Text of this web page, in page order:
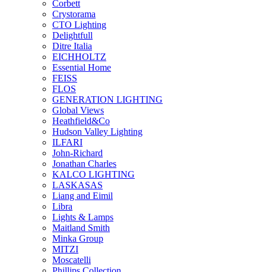
Corbett
Crystorama
CTO Lighting
Delightfull
Ditre Italia
EICHHOLTZ
Essential Home
FEISS
FLOS
GENERATION LIGHTING
Global Views
Heathfield&Co
Hudson Valley Lighting
ILFARI
John-Richard
Jonathan Charles
KALCO LIGHTING
LASKASAS
Liang and Eimil
Libra
Lights & Lamps
Maitland Smith
Minka Group
MITZI
Moscatelli